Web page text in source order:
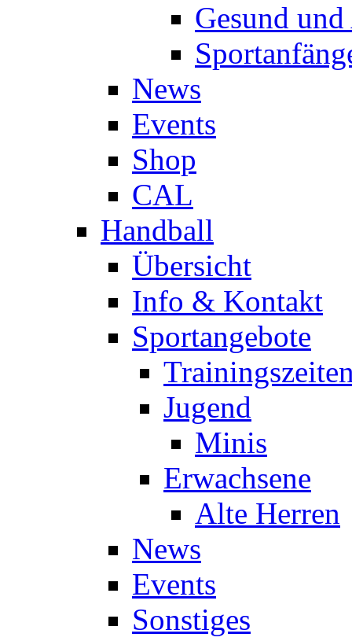
Gesund
News
Events
Shop
CAL
Handball
Übersicht
Info & Kontakt
Sportangebote
Jugend
Minis
Erwachsene
Alte Herren
News
Events
Sonstiges